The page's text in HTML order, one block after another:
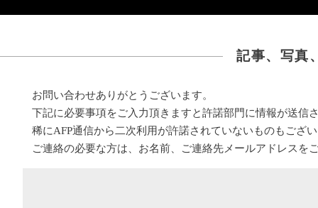
記事、写真
お問い合わせありがとうございます。
下記に必要事項をご入力頂きますと許諾部門に情報が送信
稀にAFP通信から二次利用が許諾されていないものもござ
ご連絡の必要な方は、お名前、ご連絡先メールアドレスを